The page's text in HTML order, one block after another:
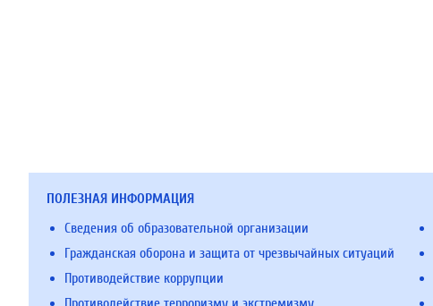
ПОЛЕЗНАЯ ИНФОРМАЦИЯ
Сведения об образовательной организации
Гражданская оборона и защита от чрезвычайных ситуаций
Противодействие коррупции